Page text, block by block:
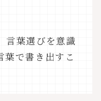
言葉選びを意識
葉で書き出すこ